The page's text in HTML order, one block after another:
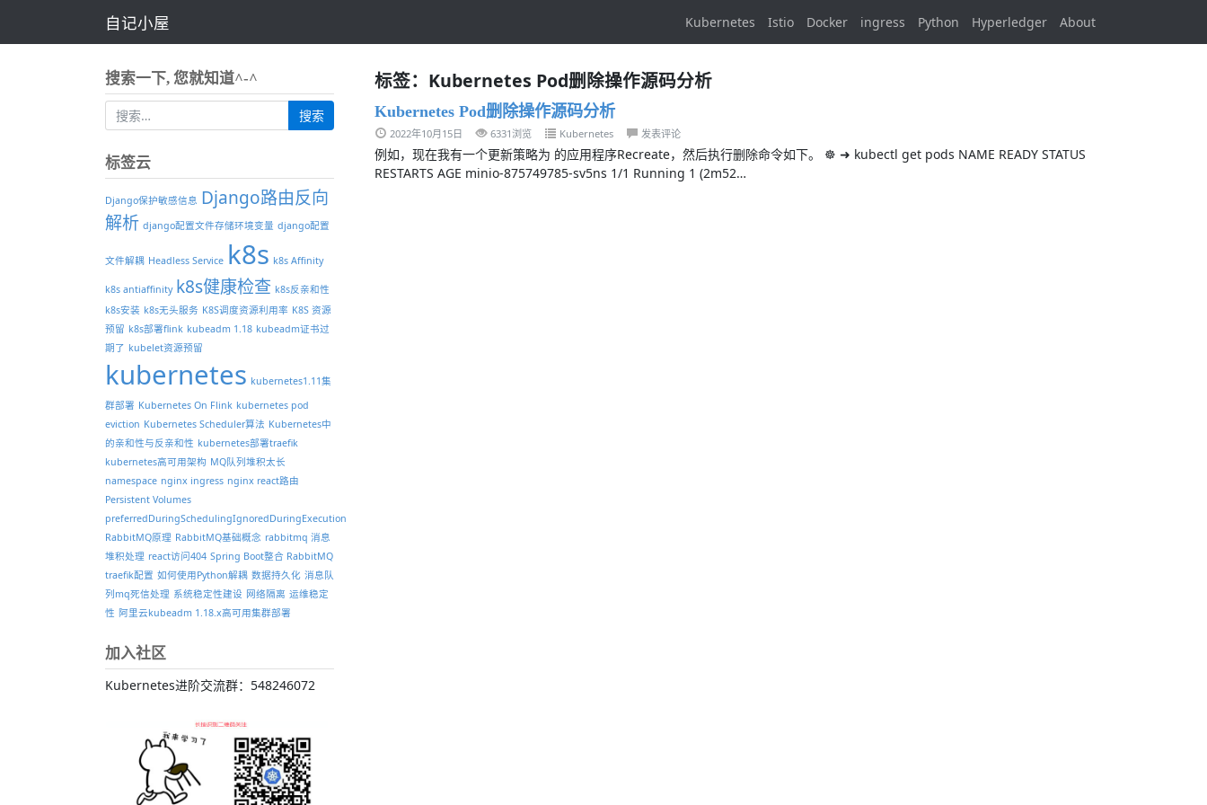
自记小屋 Kubernetes Istio Docker ingress Python Hyperledger About
标签：Kubernetes Pod删除操作源码分析
Kubernetes Pod删除操作源码分析
2022年10月15日 6331浏览 Kubernetes 发表评论
例如，现在我有一个更新策略为 的应用程序Recreate，然后执行删除命令如下。 ☸ ➜ kubectl get pods NAME READY STATUS
RESTARTS AGE minio-875749785-sv5ns 1/1 Running 1 (2m52…
搜索一下, 您就知道^-^
标签云
Django保护敏感信息 Django路由反向
解析 django配置文件存储环境变量 django配置
文件解耦 Headless Service k8s k8s Affinity
k8s antiaffinity k8s健康检查 k8s反亲和性
k8s安装 k8s无头服务 K8S调度资源利用率 K8S 资源
预留 k8s部署flink kubeadm 1.18 kubeadm证书过
期了 kubelet资源预留
kubernetes kubernetes1.11集
群部署 Kubernetes On Flink kubernetes pod
eviction Kubernetes Scheduler算法 Kubernetes中
的亲和性与反亲和性 kubernetes部署traefik
kubernetes高可用架构 MQ队列堆积太长
namespace nginx ingress nginx react路由
Persistent Volumes
preferredDuringSchedulingIgnoredDuringExecution
RabbitMQ原理 RabbitMQ基础概念 rabbitmq 消息
堆积处理 react访问404 Spring Boot整合 RabbitMQ
traefik配置 如何使用Python解耦 数据持久化 消息队
列mq死信处理 系统稳定性建设 网络隔离 运维稳定
性 阿里云kubeadm 1.18.x高可用集群部署
加入社区
Kubernetes进阶交流群：548246072